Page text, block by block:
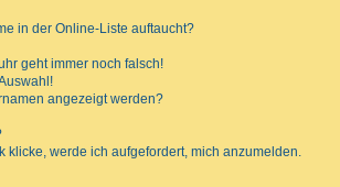
in der Online-Liste auftaucht?
geht immer noch falsch!
angezeigt werden?
werde ich aufgefordert, mich anzumelden.